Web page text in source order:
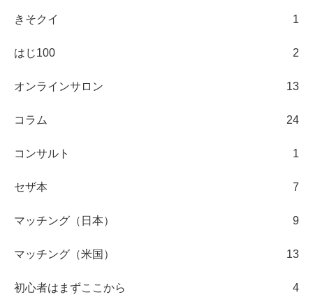
きそクイ 1
はじ100 2
オンラインサロン 13
コラム 24
コンサルト 1
セザ本 7
マッチング（日本） 9
マッチング（米国） 13
初心者はまずここから 4